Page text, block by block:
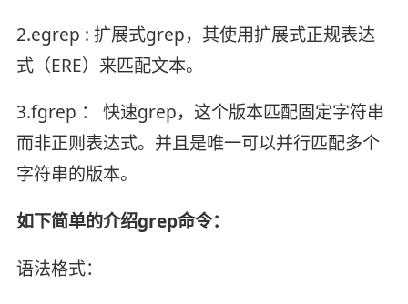
2.egrep : 扩展式grep，其使用扩展式正规表达
式（ERE）来匹配文本。
3.fgrep ： 快速grep，这个版本匹配固定字符串
而非正则表达式。并且是唯一可以并行匹配多个
字符串的版本。
如下简单的介绍grep命令：
语法格式：